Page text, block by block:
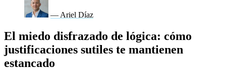
— Ariel Díaz
El miedo disfrazado de lógica: cómo
justificaciones sutiles te mantienen
estancado